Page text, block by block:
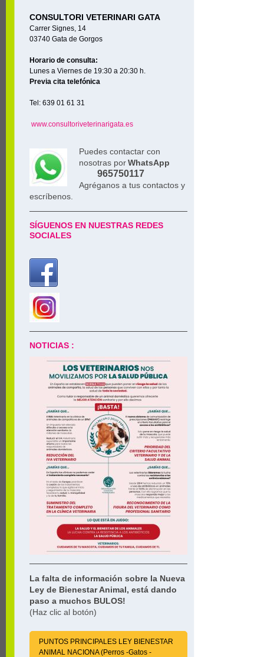
CONSULTORI VETERINARI GATA
Carrer Signes, 14
03740 Gata de Gorgos
Horario de consulta:
Lunes a Viernes de 19:30 a 20:30 h.
Previa cita telefónica
Tel: 639 01 61 31
www.consultoriveterinarigata.es
Puedes contactar con
nosotras porWhatsApp
965750117
Agréganos a tus contactos y
escríbenos.
SÍGUENOS EN NUESTRAS REDES
SOCIALES
NOTICIAS :
La falta de información sobre la Nueva
Ley de Bienestar Animal, está dando
paso a muchos BULOS!
(Haz clic al botón)
PUNTOS PRINCIPALES LEY BIENESTAR
ANIMAL NACIONA (Perros -Gatos -